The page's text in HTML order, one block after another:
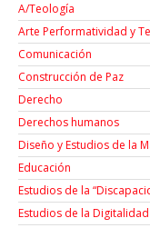
A/Teología
Arte Performatividad y
Comunicación
Construcción de Paz
Derecho
Derechos humanos
Diseño y Estudios de la
Educación
Estudios de la
Estudios de la Digitalidad